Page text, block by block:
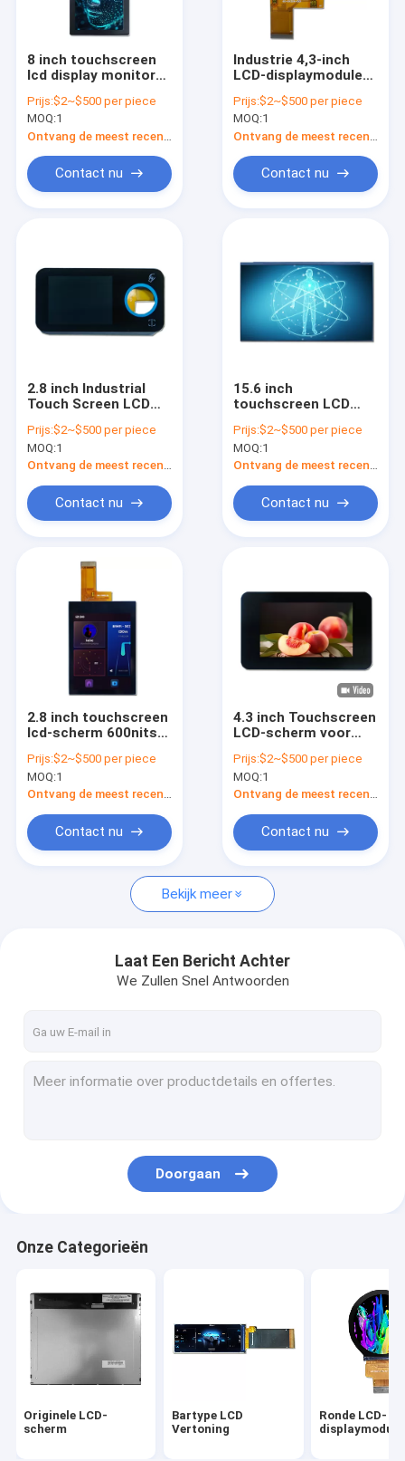
Producten
Video's
VR-show
Kwaliteitscontrole
Nieuws
Vraag een offerte
Bartype LCD Vertoning
Ronde LCD-displaymodule
Medische Lcd Vertoning
Breed temperatuurscherm
TFT-scherm met hoge resolutie
douane tft vertoning
Het Capacitieve Touche screen van TFT
8 inch touchscreen
lcd display monitor
interface
Prijs:$2~$500 per piece
MOQ:1
Contact nu
Industrie 4,3-inch
LCD-displaymodule
aanraakscherm
Prijs:$2~$500 per piece
MOQ:1
Contact nu
2.8 inch Industrial
Touch Screen LCD
inch TFT LCD Display
Prijs:$2~$500 per piece
MOQ:1
Ontvang de meest recente Prijs
Contact nu
15.6 inch
touchscreen LCD
EDP 30 interface
Prijs:$2~$500 per piece
MOQ:1
Ontvang de meest recente Prijs
Contact nu
2.8 inch touchscreen
lcd-scherm 600nits
touchscreen
Prijs:$2~$500 per piece
MOQ:1
Ontvang de meest recente Prijs
Contact nu
4.3 inch Touchscreen
LCD-scherm voor
Prijs:$2~$500 per piece
MOQ:1
Ontvang de meest recente Prijs
Contact nu
Bekijk meer
Laat Een Bericht Achter
We Zullen Snel Antwoorden
Doorgaan
Onze Categorieën
Originele LCD-
scherm
Bartype LCD
Vertoning
Ronde LCD-
displaymodule